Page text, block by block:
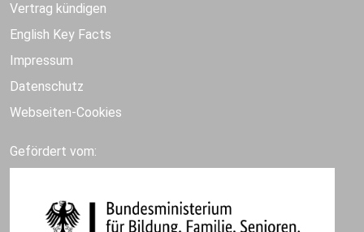
Vertrag kündigen
English Key Facts
Impressum
Datenschutz
Webseiten-Cookies
Gefördert vom: